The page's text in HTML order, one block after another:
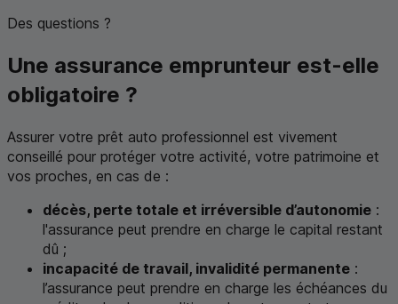
Des questions ?
Une assurance emprunteur est-elle
obligatoire ?
Assurer votre prêt auto professionnel est vivement
conseillé pour protéger votre activité, votre patrimoine et
vos proches, en cas de :
décès, perte totale et irréversible d’autonomie :
l'assurance peut prendre en charge le capital restant
dû ;
incapacité de travail, invalidité permanente :
l’assurance peut prendre en charge les échéances du